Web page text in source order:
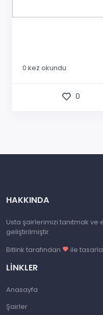
0 kez okundu
0
HAKKINDA
Usta şairlerimizi tanıtmak ve
geliştirilmiştir.
Bitlink tarafından
ile
LINKLER
Anasayfa
Şairler